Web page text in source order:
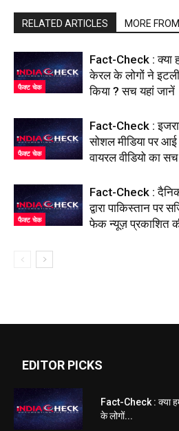
RELATED ARTICLES MORE
फैक्ट चेक
Fact-Check : क्या
केरल के लोगों ने
किया ? सच यहां जानें
फैक्ट चेक
Fact-Check :
सोशल मीडिया पर आई
वायरल वीडियो का
फैक्ट चेक
Fact-Check :
द्वारा पाकिस्तान पर
फेक न्यूज़ प्रकाशित
EDITOR PICKS
Fact-Check : क्या
के लोगों...